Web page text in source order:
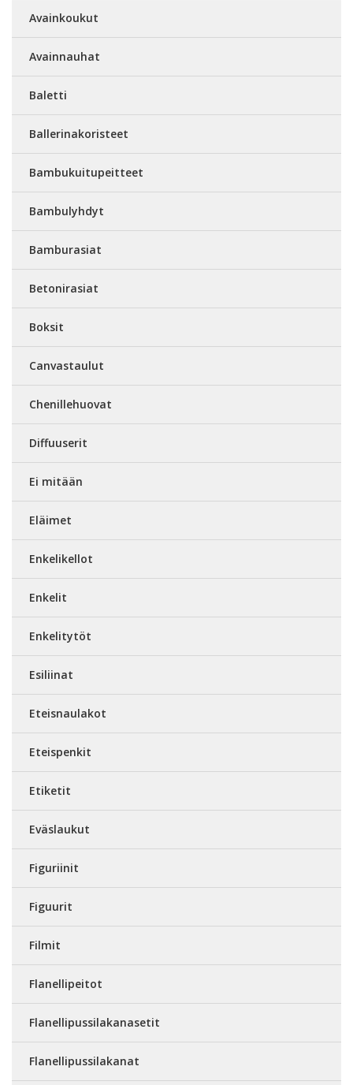
Avainkoukut
Avainnauhat
Baletti
Ballerinakoristeet
Bambukuitupeitteet
Bambulyhdyt
Bamburasiat
Betonirasiat
Boksit
Canvastaulut
Chenillehuovat
Diffuuserit
Ei mitään
Eläimet
Enkelikellot
Enkelit
Enkelitytöt
Esiliinat
Eteisnaulakot
Eteispenkit
Etiketit
Eväslaukut
Figuriinit
Figuurit
Filmit
Flanellipeitot
Flanellipussilakanasetit
Flanellipussilakanat